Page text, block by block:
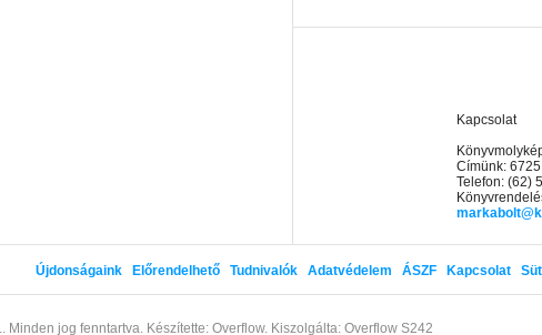
Kapcsolat
Címünk:
Telefon: (62)
Újdonságaink Előrendelhető Tudnivalók Adatvédelem ÁSZF Kapcsolat
Minden jog fenntartva. Készítette: Overflow. Kiszolgálta: Overflow S242